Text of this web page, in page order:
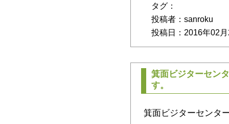
タグ：
投稿者：sanroku
投稿日：2016年02
箕面ビジターセン
す。
箕面ビジターセンタ